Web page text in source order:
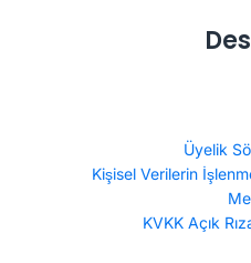
Üyelik
Kişisel Verilerin
KVKK Açık